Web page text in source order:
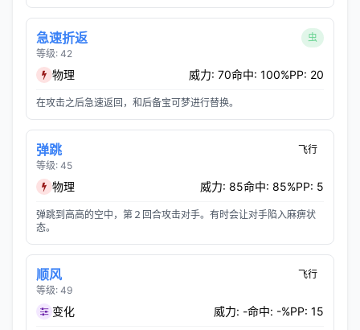
急速折返
等级: 42
虫
物理 威力: 70命中: 100%PP: 20
在攻击之后急速返回，和后备宝可梦进行替换。
弹跳
等级: 45
飞行
物理 威力: 85命中: 85%PP: 5
弹跳到高高的空中，第２回合攻击对手。有时会让对手陷入麻痹状
态。
顺风
等级: 49
飞行
变化 威力: -命中: -%PP: 15